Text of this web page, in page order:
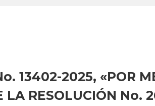
2025, «POR
LA RESOLUCIÓN